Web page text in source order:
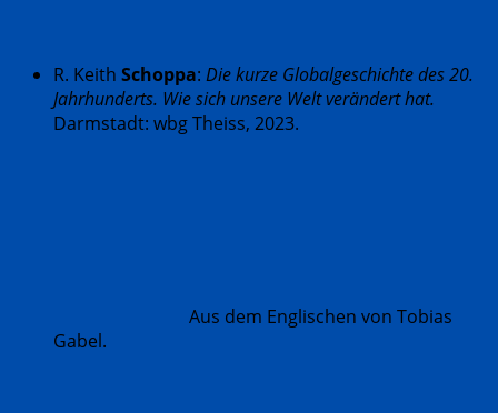
R. Keith Schoppa: Die kurze Globalgeschichte des 20.
Jahrhunderts. Wie sich unsere Welt verändert hat.
Darmstadt: wbg Theiss, 2023.
Aus dem Englischen von Tobias
Gabel.